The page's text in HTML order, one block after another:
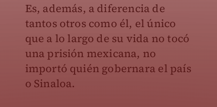
Es, además, a diferencia de
tantos otros como él, el único
que a lo largo de su vida no tocó
una prisión mexicana, no
importó quién gobernara el país
o Sinaloa.